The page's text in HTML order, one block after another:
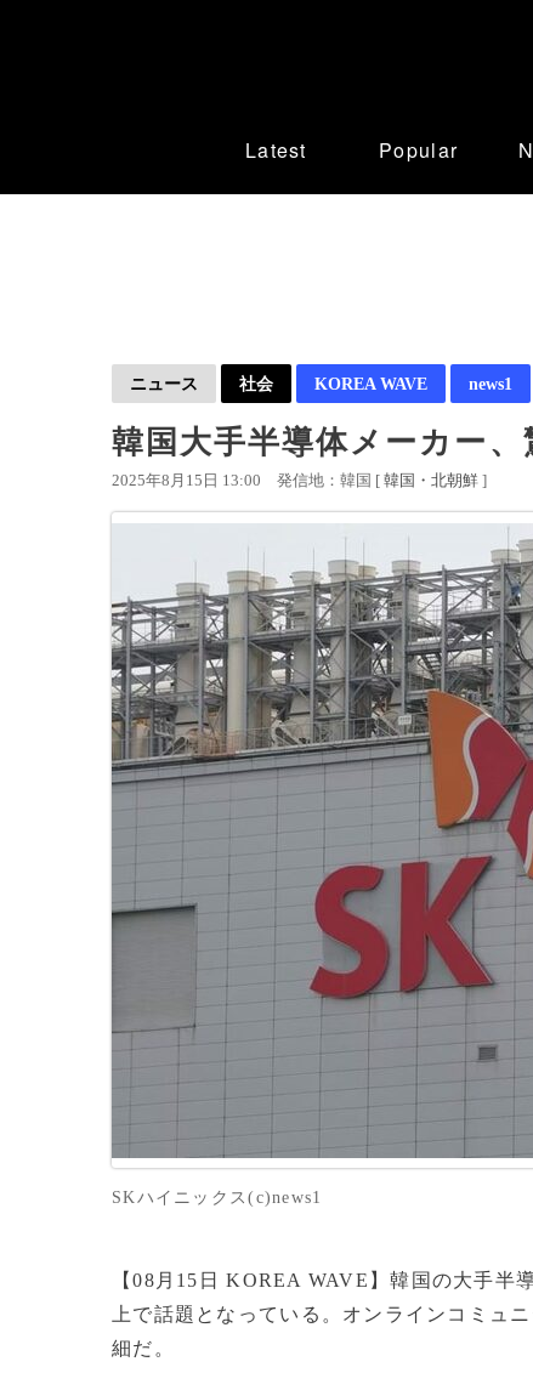
Latest Popular
ニュース 社会 KOREA WAVE news1
韓国大手半導体メーカー
2025年8月15日 13:00 発信地：韓国 [ 韓国・北朝鮮 ]
SKハイニックス(c)news1
【08月15日 KOREA WAVE】韓国の大手半
上で話題となっている。オンラインコミュ
細だ。